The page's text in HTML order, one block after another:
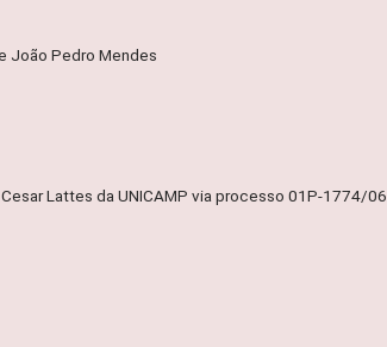
João Pedro Mendes
Lattes da UNICAMP via processo 01P-1774/06.